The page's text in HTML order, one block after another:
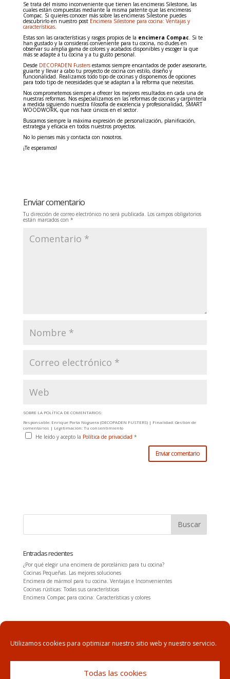
Utilizamos cookies para optimizar nuestro sitio web y nuestro servicio.
Todas las cookies
Se trata del mismo inconveniente que tienen las encimeras Silestone, las
cuales están compuestas mediante la misma patente que las encimeras
Compac. Si quieres conocer más sobre las encimeras Silestone puedes
descubrirlo en nuestro post Encimera Silestone para cocina: Ventajas y
características.
Estas son las características y rasgos propios de la encimera Compac. Si te
han gustado y la consideras conveniente para tu cocina, no dudes en
observar su amplia gama de colores y acabados disponibles y escoger la que
más se adapte a tu cocina y a tu gusto personal.
Desde DECOPADEN Fustersestamos siempre encantados de poder asesorarte,
guiarte y llevar a cabo tu proyecto de cocina con estilo, diseño y
funcionalidad. Realizamos todo tipo de cocinas y disponemos de opciones
para todo tipo de necesidades que se adaptan a la reforma que necesitas.
Nos comprometemos siempre a ofrecer los mejores resultados en cada una de
nuestras reformas. Nos especializamos en las reformas de cocinas y carpintería
a medida siguiendo nuestra filosofía de excelencia y profesionalidad, SMART
WOODWORK, que nos hace únicos en el sector.
Buscamos siempre la máxima expresión de personalización, planificación,
estrategia y eficacia en todos nuestros proyectos.
No lo pienses más y contacta con nosotros.
¡Te esperamos!
Enviar comentario
Tu dirección de correo electrónico no será publicada. Los campos obligatorios
están marcados con *
SOBRE LA POLÍTICA DE COMENTARIOS:
Responsable: Enrique Porta Noguera (DECOPADEN FUSTERS) | Finalidad: Gestión de
comentarios | Legitimación: Tu consentimiento
He leído y acepto la Política de privacidad *
Entradas recientes
¿Por qué elegir una encimera de porcelánico para tu cocina?
Cocinas Pequeñas. Las mejores soluciones
Encimera de mármol para tu cocina. Ventajas e Inconvenientes
Cocinas rústicas: Todas sus características
Encimera Compac para cocina: Características y colores
Aviso legal Política de privacidad